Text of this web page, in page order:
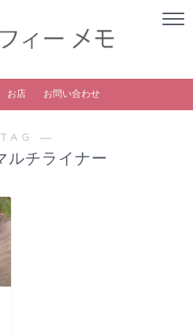
お店 お問い合わせ
―
ルチライナー